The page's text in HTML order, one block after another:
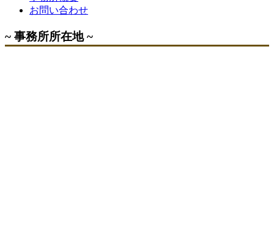
お問い合わせ
~ 事務所所在地 ~